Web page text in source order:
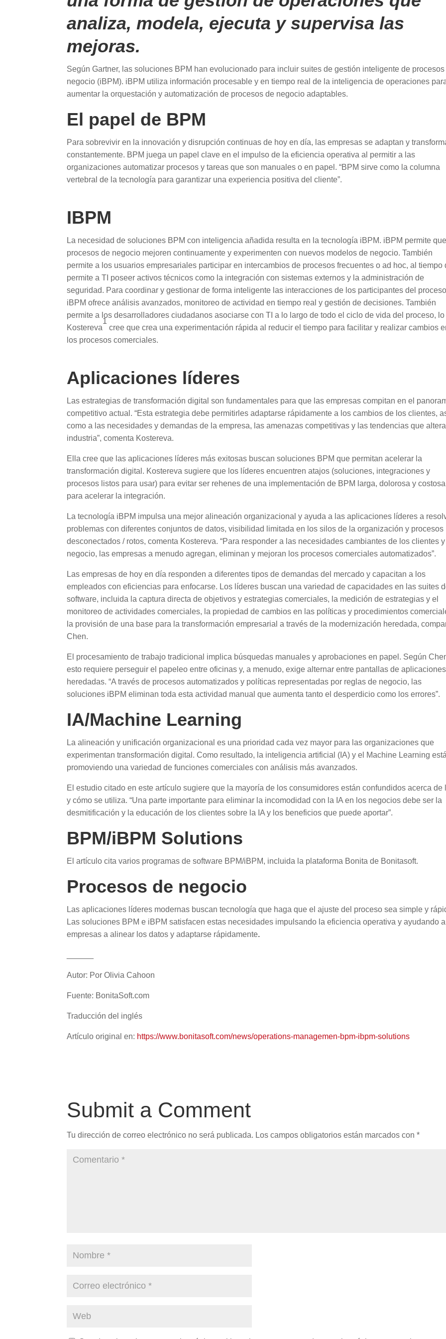
analiza, modela, ejecuta y supervisa las
mejoras.
Según Gartner, las soluciones BPM han evolucionado para incluir suites de gestión inteligente de procesos
negocio (iBPM). iBPM utiliza información procesable y en tiempo real de la inteligencia de operaciones
aumentar la orquestación y automatización de procesos de negocio adaptables.
El papel de BPM
Para sobrevivir en la innovación y disrupción continuas de hoy en día, las empresas se adaptan y
constantemente. BPM juega un papel clave en el impulso de la eficiencia operativa al permitir a las
organizaciones automatizar procesos y tareas que son manuales o en papel. “BPM sirve como la columna
vertebral de la tecnología para garantizar una experiencia positiva del cliente”.
IBPM
La necesidad de soluciones BPM con inteligencia añadida resulta en la tecnología iBPM. iBPM permite
procesos de negocio mejoren continuamente y experimenten con nuevos modelos de negocio. También
permite a los usuarios empresariales participar en intercambios de procesos frecuentes o ad hoc, al tiempo
permite a TI poseer activos técnicos como la integración con sistemas externos y la administración de
seguridad. Para coordinar y gestionar de forma inteligente las interacciones de los participantes del
iBPM ofrece análisis avanzados, monitoreo de actividad en tiempo real y gestión de decisiones. También
permite a los desarrolladores ciudadanos asociarse con TI a lo largo de todo el ciclo de vida del proceso,
Kostereva
1
cree que crea una experimentación rápida al reducir el tiempo para facilitar y realizar cambios
los procesos comerciales.
Aplicaciones líderes
Las estrategias de transformación digital son fundamentales para que las empresas compitan en el
competitivo actual. “Esta estrategia debe permitirles adaptarse rápidamente a los cambios de los clientes,
como a las necesidades y demandas de la empresa, las amenazas competitivas y las tendencias que
industria”, comenta Kostereva.
Ella cree que las aplicaciones líderes más exitosas buscan soluciones BPM que permitan acelerar la
transformación digital. Kostereva sugiere que los líderes encuentren atajos (soluciones, integraciones y
procesos listos para usar) para evitar ser rehenes de una implementación de BPM larga, dolorosa y
para acelerar la integración.
La tecnología iBPM impulsa una mejor alineación organizacional y ayuda a las aplicaciones líderes a
problemas con diferentes conjuntos de datos, visibilidad limitada en los silos de la organización y procesos
desconectados / rotos, comenta Kostereva. “Para responder a las necesidades cambiantes de los clientes y
negocio, las empresas a menudo agregan, eliminan y mejoran los procesos comerciales automatizados”.
Las empresas de hoy en día responden a diferentes tipos de demandas del mercado y capacitan a los
empleados con eficiencias para enfocarse. Los líderes buscan una variedad de capacidades en las suites
software, incluida la captura directa de objetivos y estrategias comerciales, la medición de estrategias y el
monitoreo de actividades comerciales, la propiedad de cambios en las políticas y procedimientos
la provisión de una base para la transformación empresarial a través de la modernización heredada,
Chen.
El procesamiento de trabajo tradicional implica búsquedas manuales y aprobaciones en papel. Según
esto requiere perseguir el papeleo entre oficinas y, a menudo, exige alternar entre pantallas de aplicaciones
heredadas. “A través de procesos automatizados y políticas representadas por reglas de negocio, las
soluciones iBPM eliminan toda esta actividad manual que aumenta tanto el desperdicio como los errores”.
IA/Machine Learning
La alineación y unificación organizacional es una prioridad cada vez mayor para las organizaciones que
experimentan transformación digital. Como resultado, la inteligencia artificial (IA) y el Machine Learning
promoviendo una variedad de funciones comerciales con análisis más avanzados.
El estudio citado en este artículo sugiere que la mayoría de los consumidores están confundidos acerca de
y cómo se utiliza. “Una parte importante para eliminar la incomodidad con la IA en los negocios debe ser la
desmitificación y la educación de los clientes sobre la IA y los beneficios que puede aportar”.
BPM/iBPM Solutions
El artículo cita varios programas de software BPM/iBPM, incluida la plataforma Bonita de Bonitasoft.
Procesos de negocio
Las aplicaciones líderes modernas buscan tecnología que haga que el ajuste del proceso sea simple y
Las soluciones BPM e iBPM satisfacen estas necesidades impulsando la eficiencia operativa y ayudando
empresas a alinear los datos y adaptarse rápidamente.
Autor: Por Olivia Cahoon
Fuente: BonitaSoft.com
Traducción del inglés
Artículo original en: https://www.bonitasoft.com/news/operations-managemen-bpm-ibpm-solutions
Submit a Comment
Tu dirección de correo electrónico no será publicada. Los campos obligatorios están marcados con*